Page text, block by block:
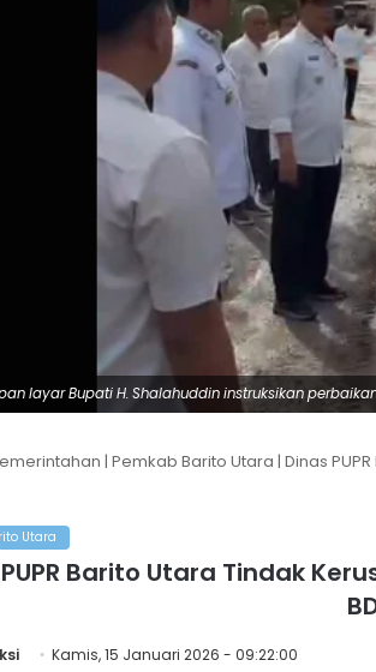
layar Bupati H. Shalahuddin instruksikan
| Pemkab Barito Utara | Dinas
Utara
Barito Utara Tindak
Kamis, 15 Januari 2026 - 09:22:00